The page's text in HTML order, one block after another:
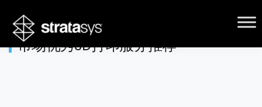
市场优秀3D打印服务推荐